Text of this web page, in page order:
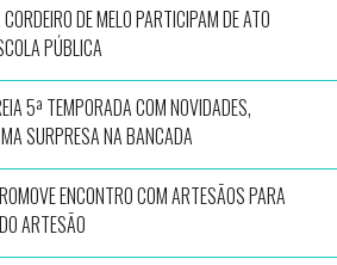
DE MELO PARTICIPAM DE ATO
PÚBLICA
5ª TEMPORADA COM NOVIDADES,
SURPRESA NA BANCADA
ENCONTRO COM ARTESÃOS PARA
ARTESÃO